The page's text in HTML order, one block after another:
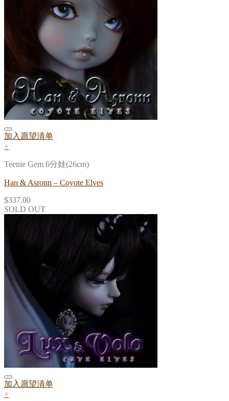
加入愿望清单
+
Teenie Gem 6分娃(26cm)
Han & Asronn – Coyote Elves
$337.00
SOLD OUT
加入愿望清单
+